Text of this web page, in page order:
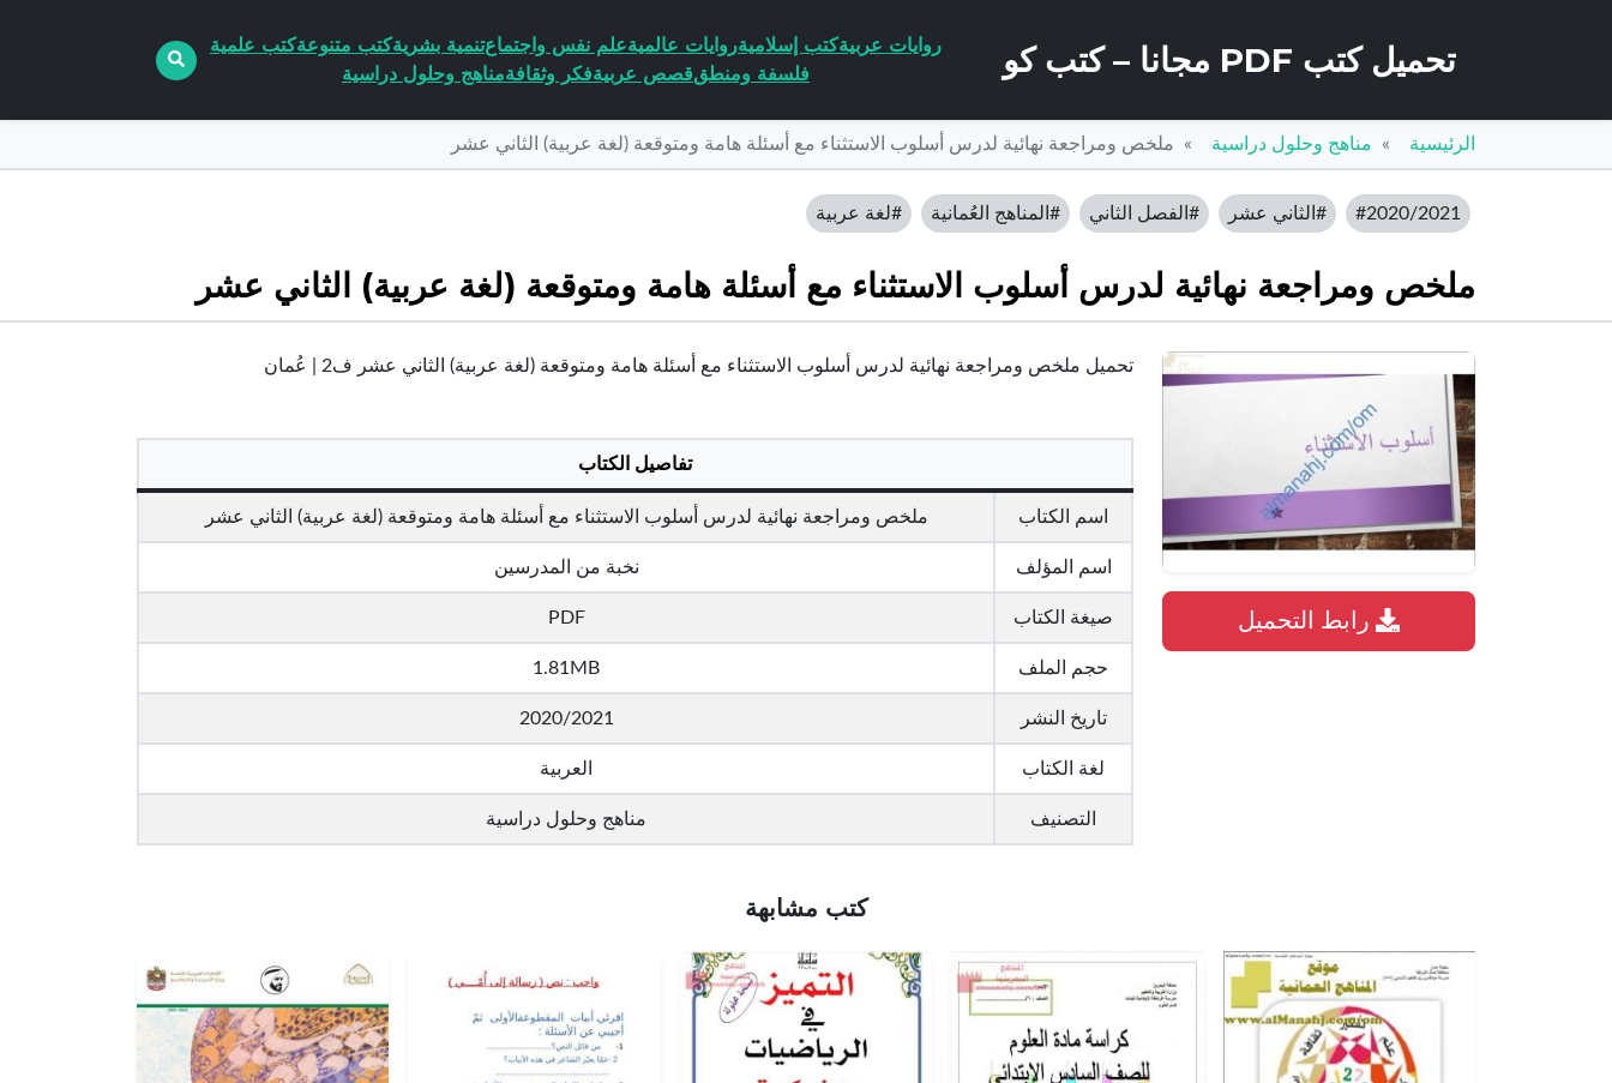
تحميل كتب PDF مجانا – كتب كو روايات عربيةكتب إسلاميةروايات عالميةعلم نفس واجتماعتنمية بشريةكتب متنوعةكتب علمية
فلسفة ومنطققصص عربيةفكر وثقافةمناهج وحلول دراسية
الرئيسية مناهج وحلول دراسية ملخص ومراجعة نهائية لدرس أسلوب الاستثناء مع أسئلة هامة ومتوقعة (لغة عربية) الثاني عشر
#2020/2021 #الثاني عشر #الفصل الثاني #المناهج العُمانية #لغة عربية
ملخص ومراجعة نهائية لدرس أسلوب الاستثناء مع أسئلة هامة ومتوقعة (لغة عربية) الثاني عشر
تحميل ملخص ومراجعة نهائية لدرس أسلوب الاستثناء مع أسئلة هامة ومتوقعة (لغة عربية) الثاني عشر ف2 | عُمان
تفاصيل الكتاب
اسم الكتاب ملخص ومراجعة نهائية لدرس أسلوب الاستثناء مع أسئلة هامة ومتوقعة (لغة عربية) الثاني عشر
اسم المؤلف نخبة من المدرسين
صيغة الكتاب PDF
حجم الملف 1.81MB
تاريخ النشر 2020/2021
لغة الكتاب العربية
التصنيف مناهج وحلول دراسية
كتب مشابهة